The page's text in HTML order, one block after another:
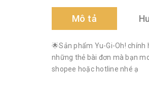
Mô tả
🌟Sản phẩm Yu-Gi-Oh!
những thẻ bài đơn mà bạn
shopee hoặc hotline nhé ạ